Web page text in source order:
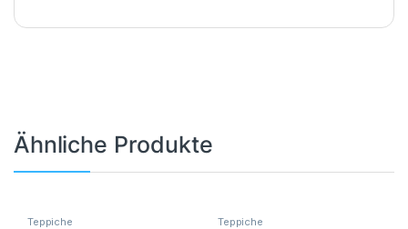
Ähnliche Produkte
Teppiche Teppiche